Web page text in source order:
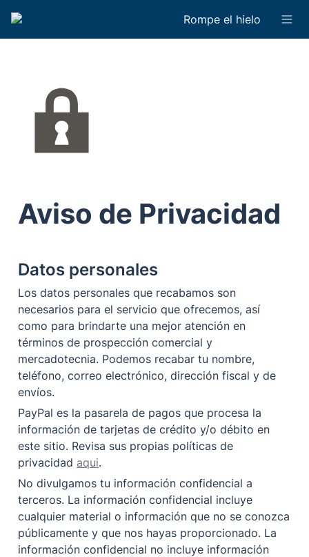
Rompe el hielo
Aviso de Privacidad
Datos personales
Los datos personales que recabamos son
necesarios para el servicio que ofrecemos, así
como para brindarte una mejor atención en
términos de prospección comercial y
mercadotecnia. Podemos recabar tu nombre,
teléfono, correo electrónico, dirección fiscal y de
envíos.
PayPal es la pasarela de pagos que procesa la
información de tarjetas de crédito y/o débito en
este sitio. Revisa sus propias políticas de
privacidad aqui.
No divulgamos tu información confidencial a
terceros. La información confidencial incluye
cualquier material o información que no se conozca
públicamente y que nos hayas proporcionado. La
información confidencial no incluye información